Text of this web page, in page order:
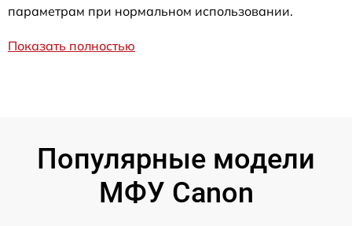
параметрам при нормальном использовании.
Показать полностью
Популярные модели
МФУ Canon